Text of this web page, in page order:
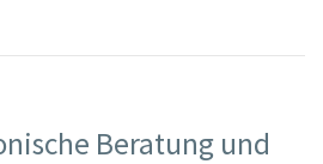
Beratung und